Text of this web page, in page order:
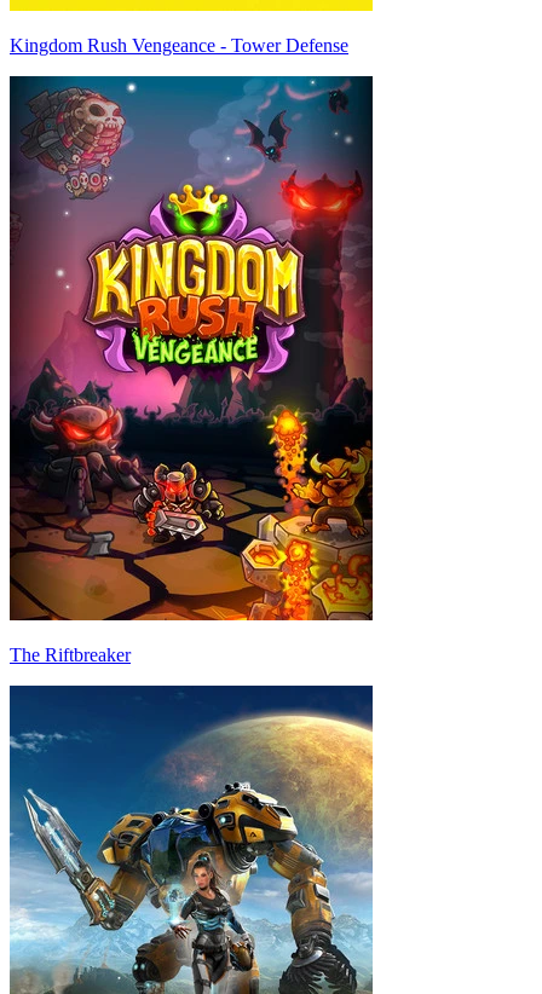
Kingdom Rush Vengeance - Tower Defense
The Riftbreaker